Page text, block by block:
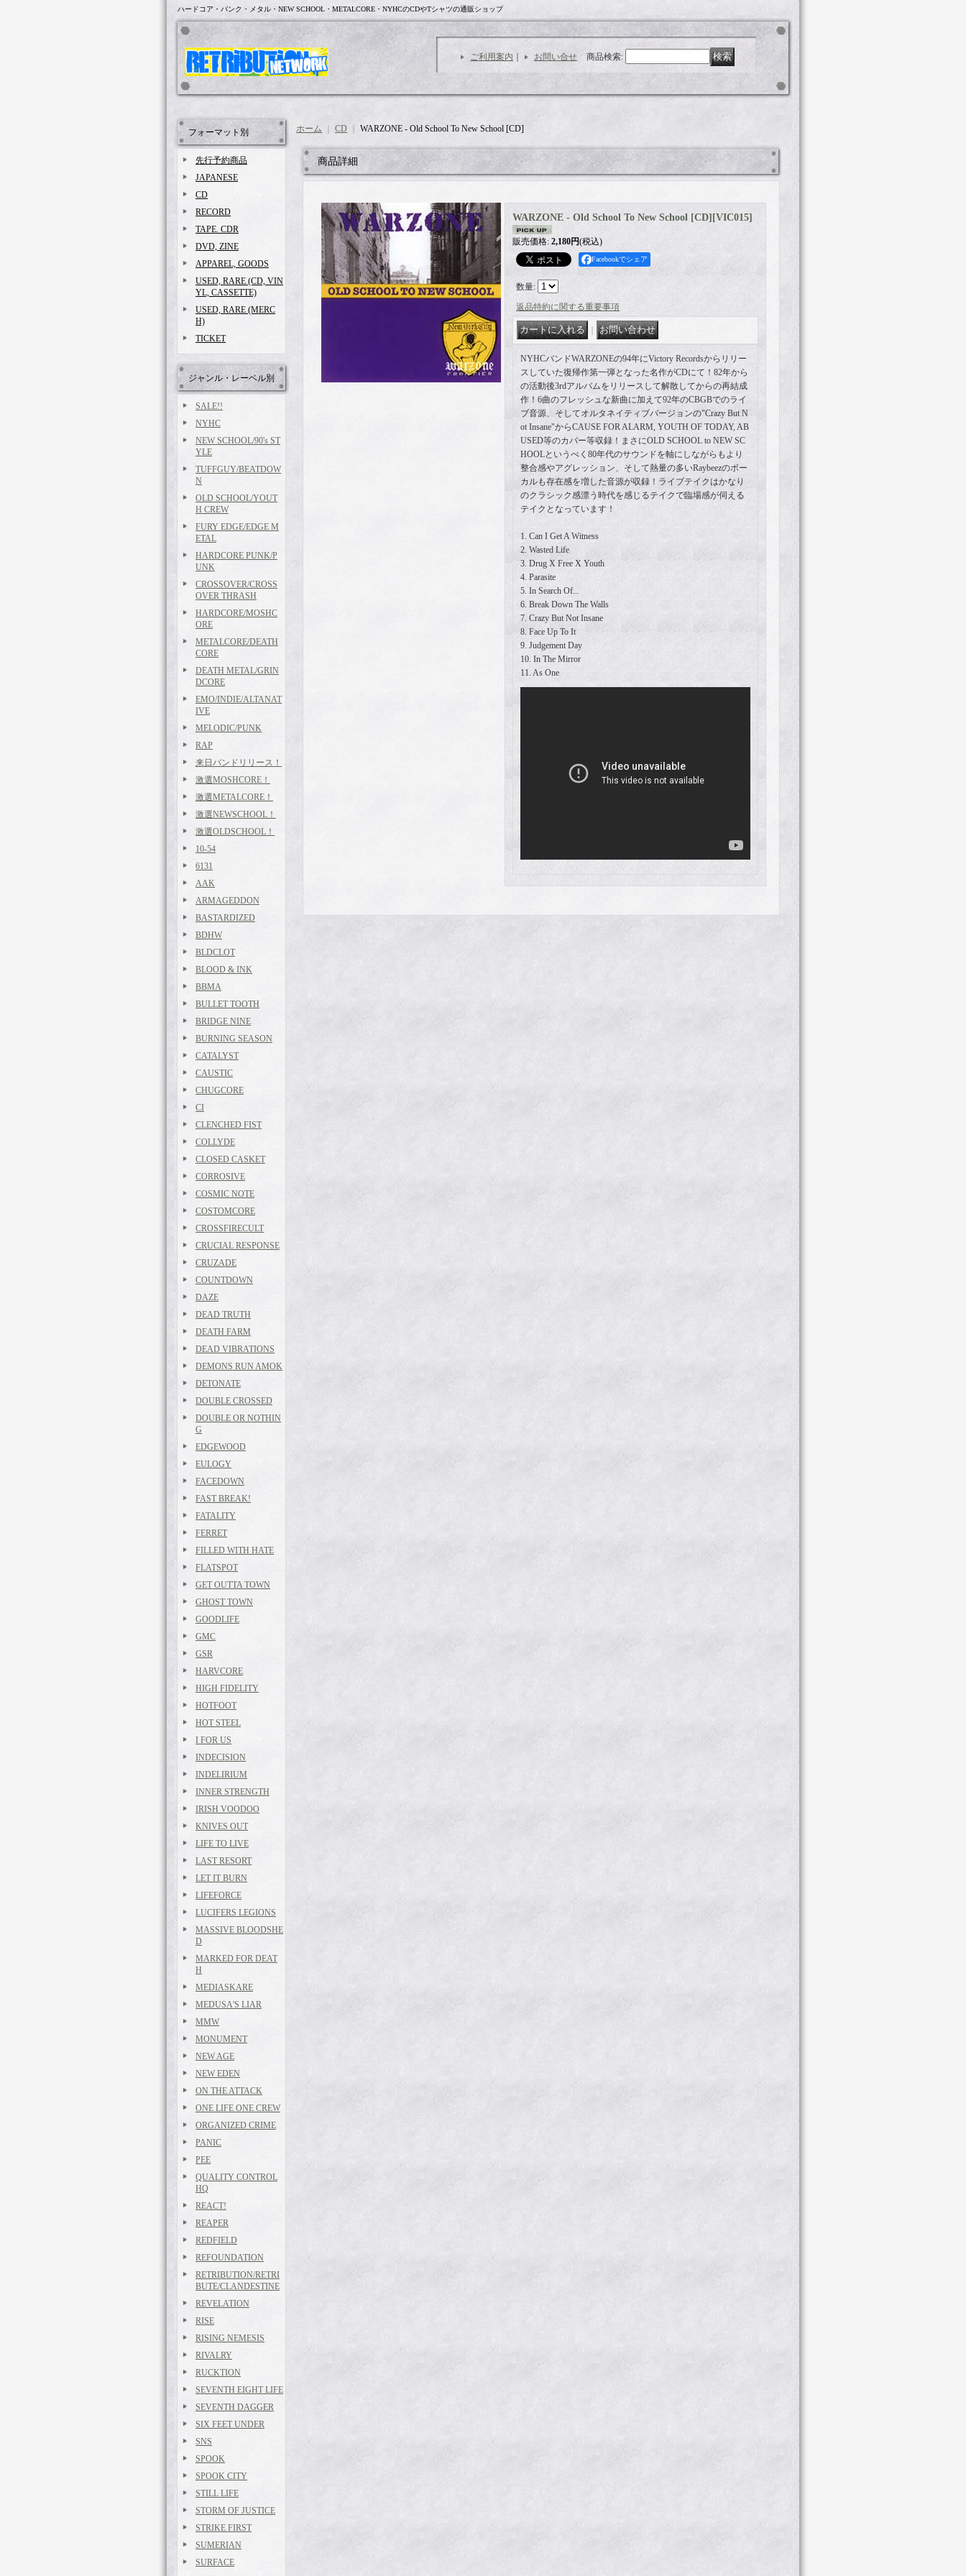
ハードコア・パンク・メタル・NEW SCHOOL・METALCORE・NYHCのCDやTシャツの通販ショップ
ご利用案内 お問い合せ 商品検索:
フォーマット別
先行予約商品
JAPANESE
CD
RECORD
TAPE. CDR
DVD, ZINE
APPAREL, GOODS
USED, RARE (CD, VIN
YL, CASSETTE)
USED, RARE (MERC
H)
TICKET
ジャンル・レーベル別
SALE!!
NYHC
NEW SCHOOL/90's ST
YLE
TUFFGUY/BEATDOW
N
OLD SCHOOL/YOUT
H CREW
FURY EDGE/EDGE M
ETAL
HARDCORE PUNK/P
UNK
CROSSOVER/CROSS
OVER THRASH
HARDCORE/MOSHC
ORE
METALCORE/DEATH
CORE
DEATH METAL/GRIN
DCORE
EMO/INDIE/ALTANAT
IVE
MELODIC/PUNK
RAP
来日バンドリリース！
激選MOSHCORE！
激選METALCORE！
激選NEWSCHOOL！
激選OLDSCHOOL！
10-54
6131
AAK
ARMAGEDDON
BASTARDIZED
BDHW
BLDCLOT
BLOOD & INK
BBMA
BULLET TOOTH
BRIDGE NINE
BURNING SEASON
CATALYST
CAUSTIC
CHUGCORE
CI
CLENCHED FIST
COLLYDE
CLOSED CASKET
CORROSIVE
COSMIC NOTE
COSTOMCORE
CROSSFIRECULT
CRUCIAL RESPONSE
CRUZADE
COUNTDOWN
DAZE
DEAD TRUTH
DEATH FARM
DEAD VIBRATIONS
DEMONS RUN AMOK
DETONATE
DOUBLE CROSSED
DOUBLE OR NOTHIN
G
EDGEWOOD
EULOGY
FACEDOWN
FAST BREAK!
FATALITY
FERRET
FILLED WITH HATE
FLATSPOT
GET OUTTA TOWN
GHOST TOWN
GOODLIFE
GMC
GSR
HARVCORE
HIGH FIDELITY
HOTFOOT
HOT STEEL
I FOR US
INDECISION
INDELIRIUM
INNER STRENGTH
IRISH VOODOO
KNIVES OUT
LIFE TO LIVE
LAST RESORT
LET IT BURN
LIFEFORCE
LUCIFERS LEGIONS
MASSIVE BLOODSHE
D
MARKED FOR DEAT
H
MEDIASKARE
MEDUSA'S LIAR
MMW
MONUMENT
NEW AGE
NEW EDEN
ON THE ATTACK
ONE LIFE ONE CREW
ORGANIZED CRIME
PANIC
PEE
QUALITY CONTROL
HQ
REACT!
REAPER
REDFIELD
REFOUNDATION
RETRIBUTION/RETRI
BUTE/CLANDESTINE
REVELATION
RISE
RISING NEMESIS
RIVALRY
RUCKTION
SEVENTH EIGHT LIFE
SEVENTH DAGGER
SIX FEET UNDER
SNS
SPOOK
SPOOK CITY
STILL LIFE
STORM OF JUSTICE
STRIKE FIRST
SUMERIAN
SURFACE
ホーム CD WARZONE - Old School To New School [CD]
商品詳細
WARZONE - Old School To New School [CD] [VIC015]
販売価格: 2,180円(税込)
Facebookでシェア
数量:
返品特約に関する重要事項
NYHCバンドWARZONEの94年にVictory Recordsからリリー
スしていた復帰作第一弾となった名作がCDにて！82年から
の活動後3rdアルバムをリリースして解散してからの再結成
作！6曲のフレッシュな新曲に加えて92年のCBGBでのライ
ブ音源、そしてオルタネイティブバージョンの"Crazy But N
ot Insane"からCAUSE FOR ALARM, YOUTH OF TODAY, AB
USED等のカバー等収録！まさにOLD SCHOOL to NEW SC
HOOLというべく80年代のサウンドを軸にしながらもより
整合感やアグレッション、そして熱量の多いRaybeezのボー
カルも存在感を増した音源が収録！ライブテイクはかなり
のクラシック感漂う時代を感じるテイクで臨場感が伺える
テイクとなっています！
1. Can I Get A Witness
2. Wasted Life
3. Drug X Free X Youth
4. Parasite
5. In Search Of...
6. Break Down The Walls
7. Crazy But Not Insane
8. Face Up To It
9. Judgement Day
10. In The Mirror
11. As One